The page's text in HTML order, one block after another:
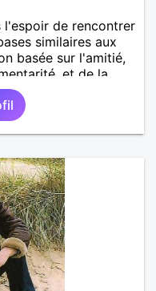
l'espoir de rencontrer
similaires aux
basée sur l'amitié,
et de la
besoin
de chacun.